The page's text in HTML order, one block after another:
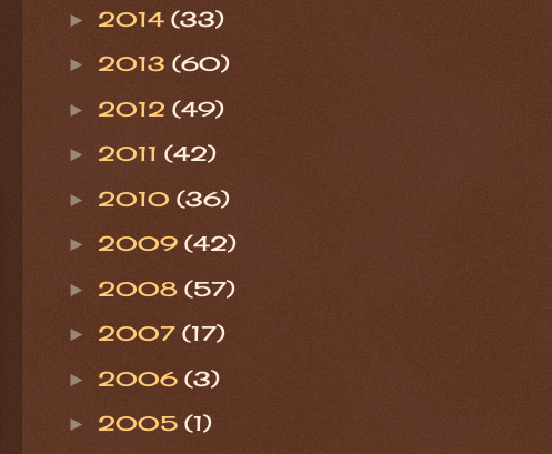
► 2014 (33)
► 2013 (60)
► 2012 (49)
► 2011 (42)
► 2010 (36)
► 2009 (42)
► 2008 (57)
► 2007 (17)
► 2006 (3)
► 2005 (1)